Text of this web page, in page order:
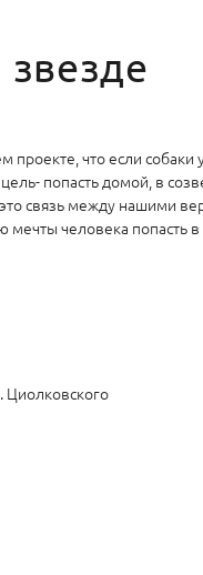
звезде
что если собаки
попасть домой, в
связь между нашими
мечты человека попасть в
Циолковского